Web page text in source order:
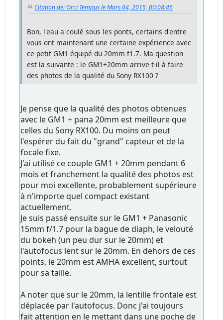
Citation de: Orci Tempus le Mars 04, 2015, 00:08:46
Bon, l'eau a coulé sous les ponts, certains d'entre
vous ont maintenant une certaine expérience avec
ce petit GM1 équipé du 20mm f1.7. Ma question
est la suivante : le GM1+20mm arrive-t-il à faire
des photos de la qualité du Sony RX100 ?
Je pense que la qualité des photos obtenues
avec le GM1 + pana 20mm est meilleure que
celles du Sony RX100. Du moins on peut
l'espérer du fait du "grand" capteur et de la
focale fixe.
J'ai utilisé ce couple GM1 + 20mm pendant 6
mois et franchement la qualité des photos est
pour moi excellente, probablement supérieure
à n'importe quel compact existant
actuellement.
Je suis passé ensuite sur le GM1 + Panasonic
15mm f/1.7 pour la bague de diaph, le velouté
du bokeh (un peu dur sur le 20mm) et
l'autofocus lent sur le 20mm. En dehors de ces
points, le 20mm est AMHA excellent, surtout
pour sa taille.
A noter que sur le 20mm, la lentille frontale est
déplacée par l'autofocus. Donc j'ai toujours
fait attention en le mettant dans une poche de